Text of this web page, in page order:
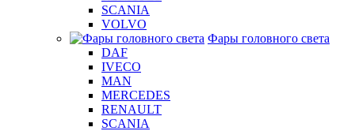
SCANIA
VOLVO
Фары головного света
DAF
IVECO
MAN
MERCEDES
RENAULT
SCANIA